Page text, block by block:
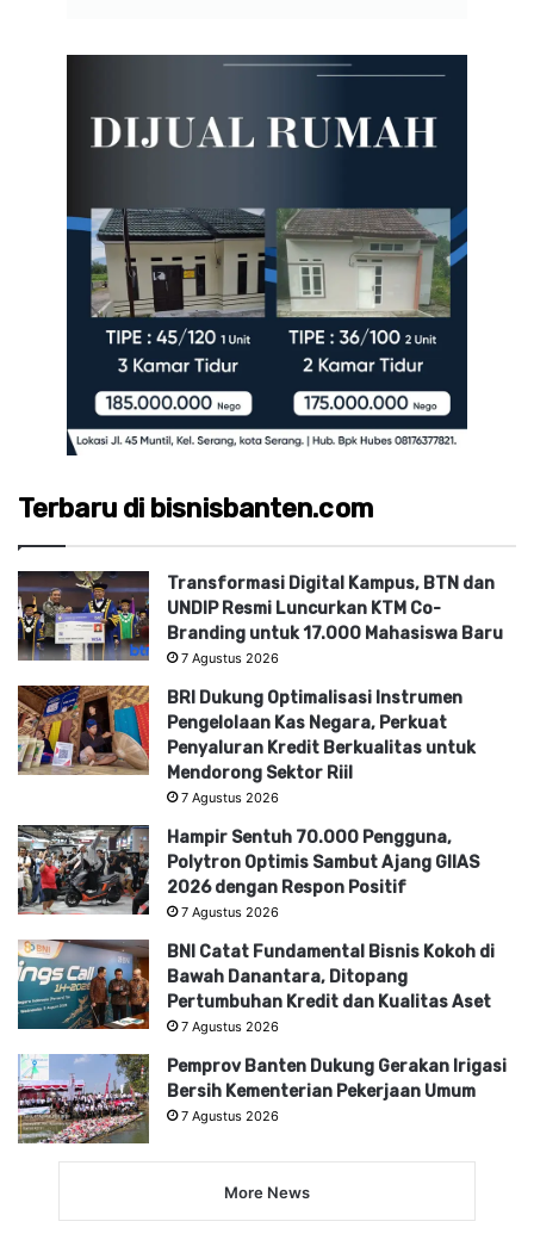
Terbaru di bisnisbanten.com
Transformasi Digital Kampus, BTN dan
UNDIP Resmi Luncurkan KTM Co-
Branding untuk 17.000 Mahasiswa Baru
7 Agustus 2026
BRI Dukung Optimalisasi Instrumen
Pengelolaan Kas Negara, Perkuat
Penyaluran Kredit Berkualitas untuk
Mendorong Sektor Riil
7 Agustus 2026
Hampir Sentuh 70.000 Pengguna,
Polytron Optimis Sambut Ajang GIIAS
2026 dengan Respon Positif
7 Agustus 2026
BNI Catat Fundamental Bisnis Kokoh di
Bawah Danantara, Ditopang
Pertumbuhan Kredit dan Kualitas Aset
7 Agustus 2026
Pemprov Banten Dukung Gerakan Irigasi
Bersih Kementerian Pekerjaan Umum
7 Agustus 2026
More News